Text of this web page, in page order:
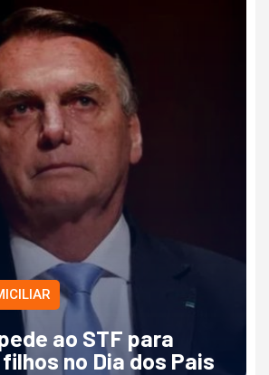
ao STF para
no Dia dos Pais